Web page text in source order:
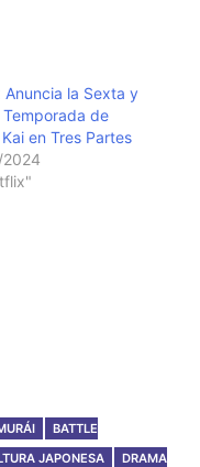
Anuncia la Sexta y
Temporada de
en Tres Partes
BATTLE
JAPONESA
DRAMA